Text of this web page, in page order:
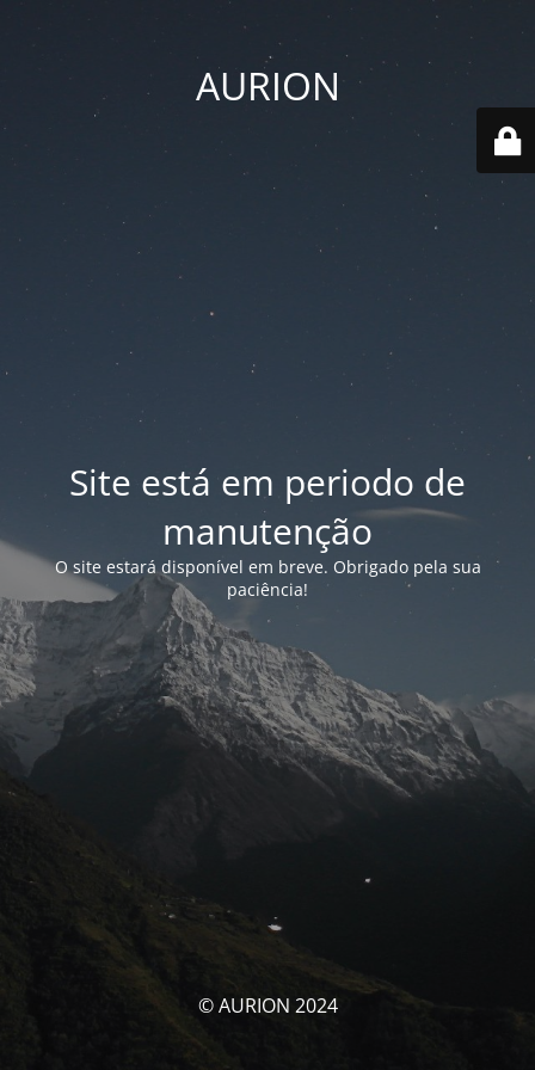
AURION
Site está em periodo de
manutenção
O site estará disponível em breve. Obrigado pela sua
paciência!
© AURION 2024